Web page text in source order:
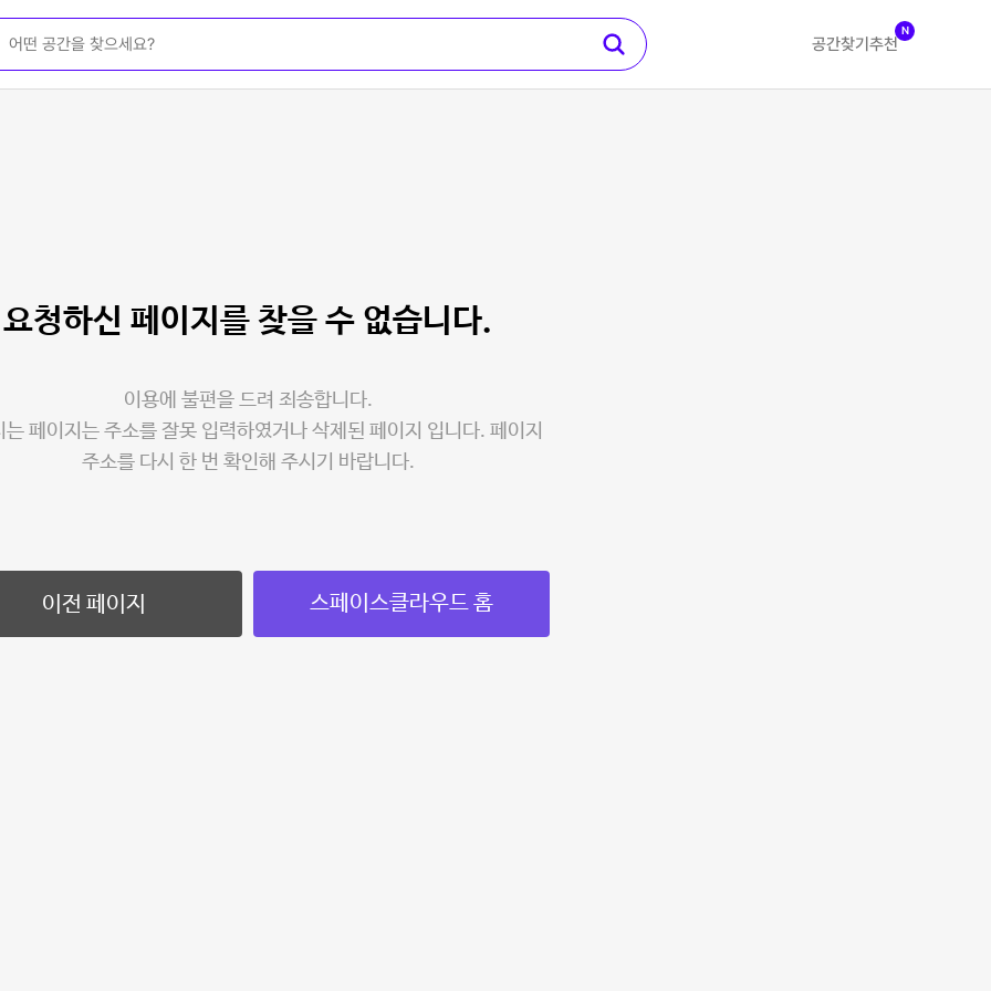
공간찾기 추천
N
요청하신 페이지를 찾을 수 없습니다.
이용에 불편을 드려 죄송합니다.
는 페이지는 주소를 잘못 입력하였거나 삭제된 페이지 입니다. 페이지
주소를 다시 한 번 확인해 주시기 바랍니다.
이전 페이지 스페이스클라우드 홈